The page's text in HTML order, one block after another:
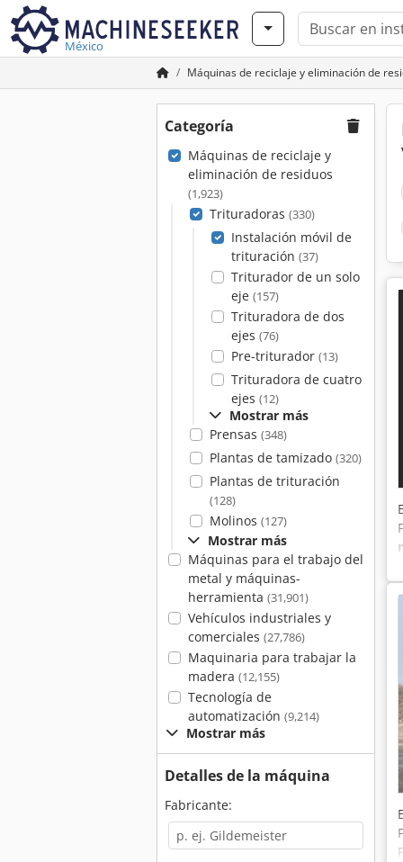
México
Máquinas de reciclaje y eliminación de
Categoría
Máquinas de reciclaje y
eliminación de residuos
(1,923)
Trituradoras (330)
Instalación móvil de
trituración (37)
Triturador de un solo
eje (157)
Trituradora de dos
ejes (76)
Pre-triturador (13)
Trituradora de cuatro
ejes (12)
Mostrar más
Prensas (348)
Plantas de tamizado (320)
Plantas de trituración
(128)
Molinos (127)
Mostrar más
Máquinas para el trabajo del
metal y máquinas-
herramienta (31,901)
Vehículos industriales y
comerciales (27,786)
Maquinaria para trabajar la
madera (12,155)
Tecnología de
automatización (9,214)
Mostrar más
Detalles de la máquina
Fabricante: